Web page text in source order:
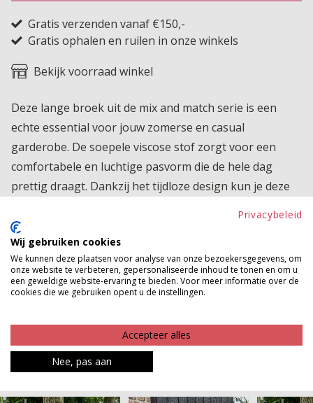
Gratis verzenden vanaf €150,-
Gratis ophalen en ruilen in onze winkels
Bekijk voorraad winkel
Deze lange broek uit de mix and match serie is een
echte essential voor jouw zomerse en casual
garderobe. De soepele viscose stof zorgt voor een
comfortabele en luchtige pasvorm die de hele dag
prettig draagt. Dankzij het tijdloze design kun je deze
de serie, waardoor je eenvoudig jouw eigen stijlvolle
set creëert. Perfect voor thuis, op vakantie of een
relaxte dag in de stad. Een veelzijdige musthave die
comfort en stijl moeiteloos samenbrengt.
Betaalinformatie
Privacybeleid
Wij gebruiken cookies
We kunnen deze plaatsen voor analyse van onze bezoekersgegevens, om
onze website te verbeteren, gepersonaliseerde inhoud te tonen en om u
een geweldige website-ervaring te bieden. Voor meer informatie over de
cookies die we gebruiken opent u de instellingen.
Accepteer alles
Nee, pas aan